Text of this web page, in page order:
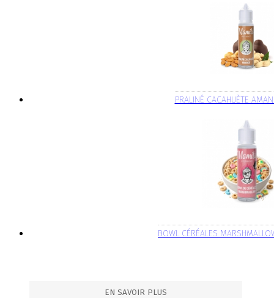
PRALINÉ CACAHUÈTE
BOWL CÉRÉALES
EN SAVOIR PLUS